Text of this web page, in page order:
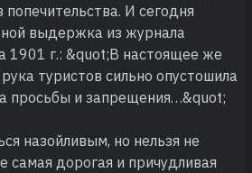
попечительства. И сегодня
выдержка из журнала
1901 г.: &quot;В настоящее же
туристов сильно опустошила
просьбы и запрещения…&quot;
назойливым, но нельзя не
самая дорогая и причудливая